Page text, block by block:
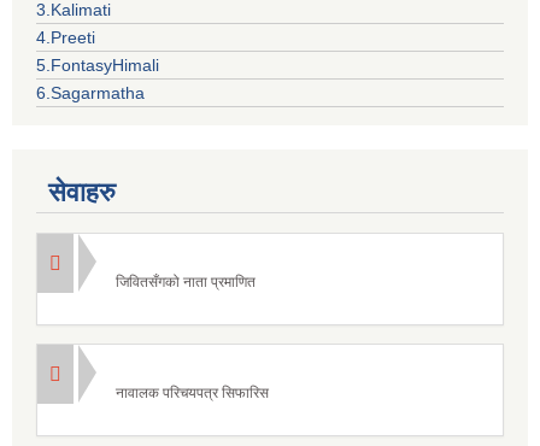
3.Kalimati
4.Preeti
5.FontasyHimali
6.Sagarmatha
सेवाहरु
जिवितसँगको नाता प्रमाणित
नावालक परिचयपत्र सिफारिस